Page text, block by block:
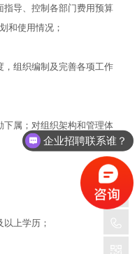
导、控制各部门费用预算
和使用情况；
组织编制及完善各项工作
属；对组织架构和管理体
上学历；
企业招聘联系谁？